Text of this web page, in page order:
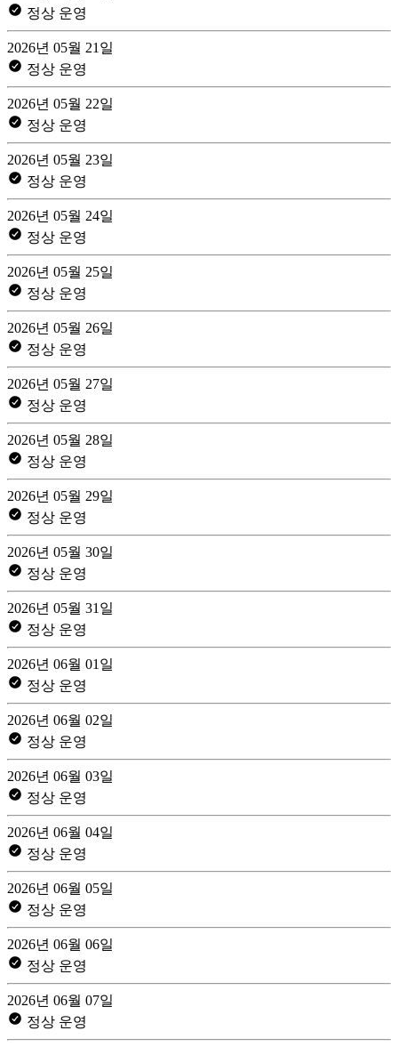
정상 운영
2026년 05월 21일
정상 운영
2026년 05월 22일
정상 운영
2026년 05월 23일
정상 운영
2026년 05월 24일
정상 운영
2026년 05월 25일
정상 운영
2026년 05월 26일
정상 운영
2026년 05월 27일
정상 운영
2026년 05월 28일
정상 운영
2026년 05월 29일
정상 운영
2026년 05월 30일
정상 운영
2026년 05월 31일
정상 운영
2026년 06월 01일
정상 운영
2026년 06월 02일
정상 운영
2026년 06월 03일
정상 운영
2026년 06월 04일
정상 운영
2026년 06월 05일
정상 운영
2026년 06월 06일
정상 운영
2026년 06월 07일
정상 운영